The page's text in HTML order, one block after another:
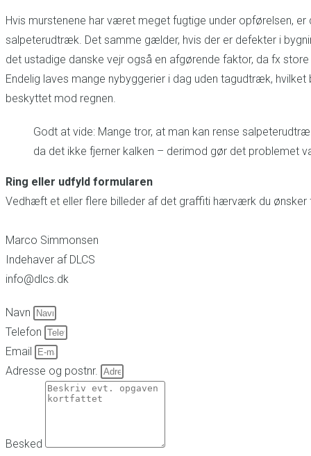
Hvis murstenene har været meget fugtige under opførelsen,
salpeterudtræk. Det samme gælder, hvis der er defekter i
det ustadige danske vejr også en afgørende faktor, da fx
Endelig laves mange nybyggerier i dag uden tagudtræk,
beskyttet mod regnen.
Godt at vide: Mange tror, at man kan rense
da det ikke fjerner kalken – derimod gør det problemet
Ring eller udfyld formularen
Vedhæft et eller flere billeder af det graffiti hærværk du ønsker
Marco Simmonsen
Indehaver af DLCS
info@dlcs.dk
Navn
Telefon
Email
Adresse og postnr.
Besked